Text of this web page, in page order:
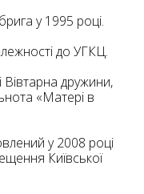
у 1995 році.
до УГКЦ.
Вівтарна дружини,
«Матері в
у 2008 році
Київської
15
2